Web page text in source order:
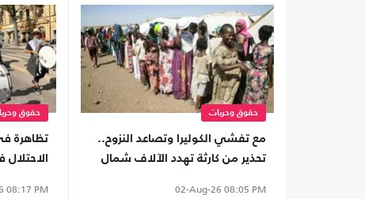
حقوق وحريات
مع تفشي الكوليرا وتصاعد النزوح..
تحذير من كارثة تهدد الآلاف شمال
02-Aug-26 08:05 PM
حقوق
تظاهرة
08:17 PM